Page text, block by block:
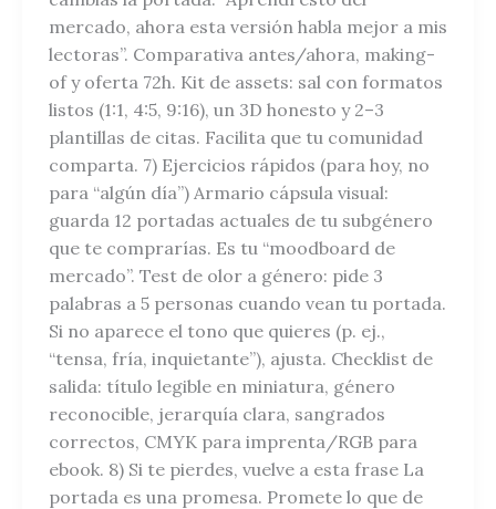
mercado, ahora esta versión habla mejor a mis
lectoras”. Comparativa antes/ahora, making-
of y oferta 72h. Kit de assets: sal con formatos
listos (1:1, 4:5, 9:16), un 3D honesto y 2–3
plantillas de citas. Facilita que tu comunidad
comparta. 7) Ejercicios rápidos (para hoy, no
para “algún día”) Armario cápsula visual:
guarda 12 portadas actuales de tu subgénero
que te comprarías. Es tu “moodboard de
mercado”. Test de olor a género: pide 3
palabras a 5 personas cuando vean tu portada.
Si no aparece el tono que quieres (p. ej.,
“tensa, fría, inquietante”), ajusta. Checklist de
salida: título legible en miniatura, género
reconocible, jerarquía clara, sangrados
correctos, CMYK para imprenta/RGB para
ebook. 8) Si te pierdes, vuelve a esta frase La
portada es una promesa. Promete lo que de